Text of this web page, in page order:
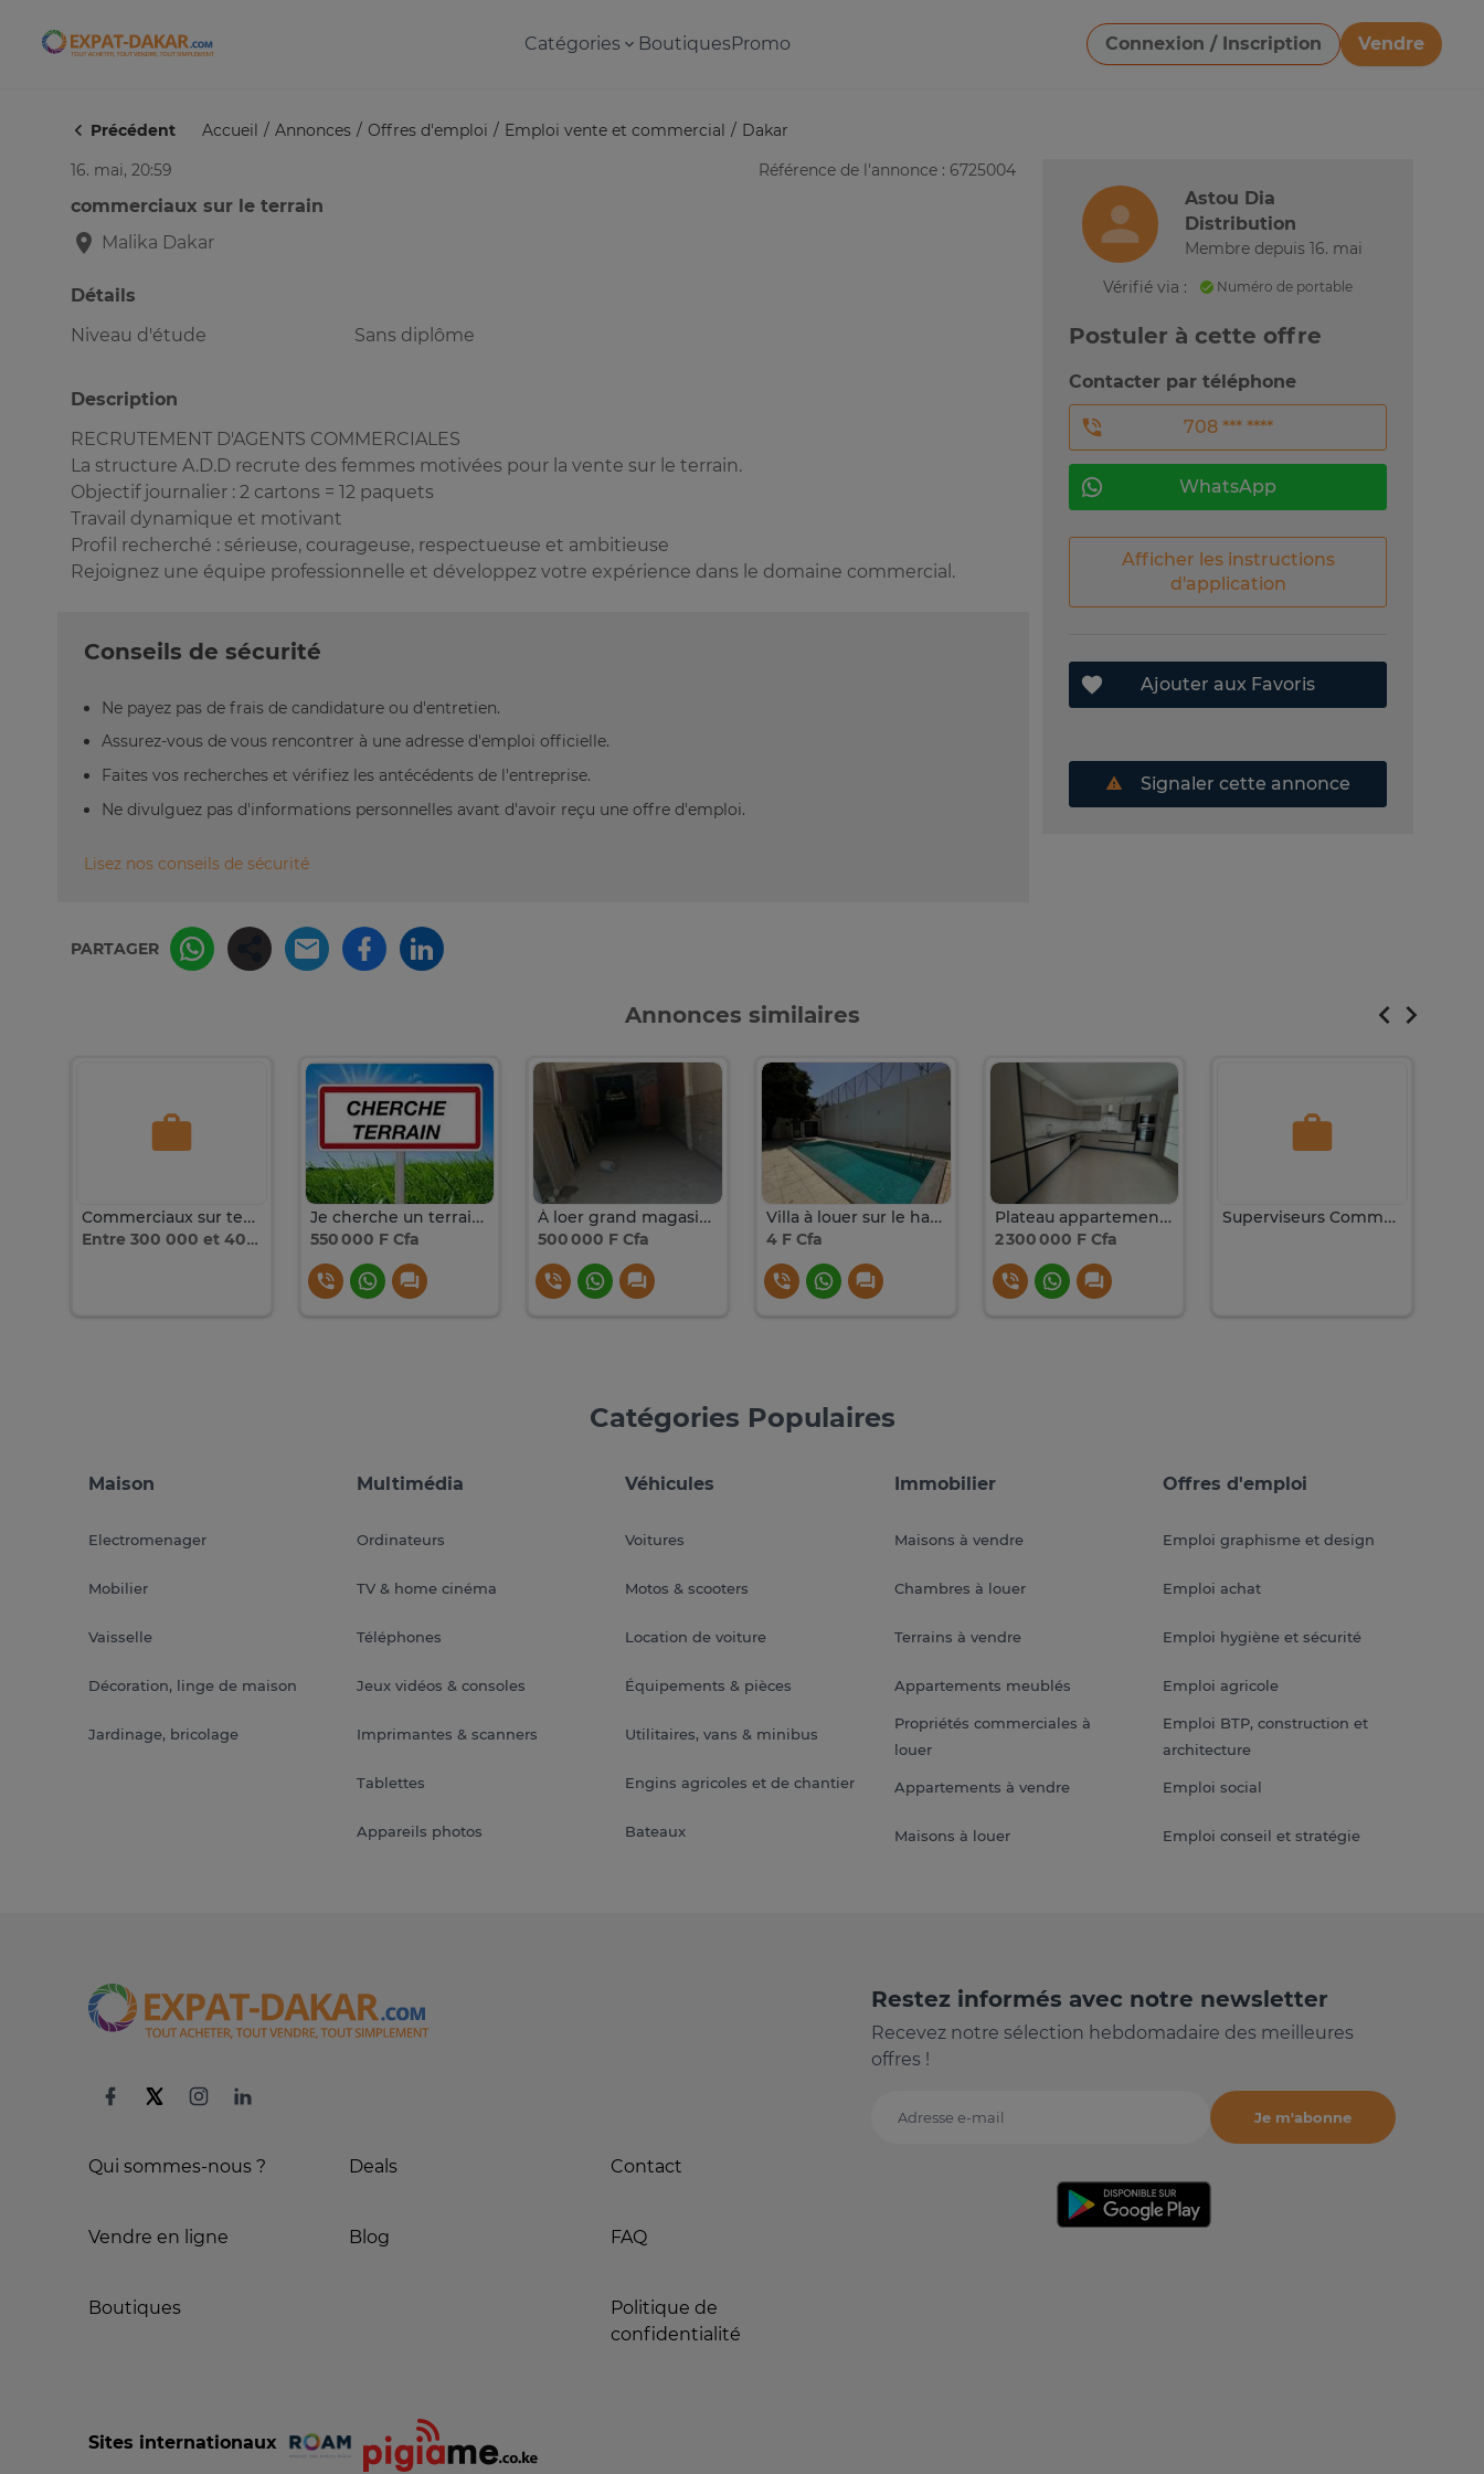
Expat-Dakar Catégories BoutiquesPromo Connexion / Inscription
Vendre
Télécharger une image
Précédent Accueil Annonces Offres d'emploi Emploi vente et commercial Dakar
16. mai, 20:59 Référence de l'annonce : 6725004
commerciaux sur le terrain
Malika Dakar
Détails
Niveau d'étude
Sans diplôme
Description
RECRUTEMENT D'AGENTS COMMERCIALES
La structure A.D.D recrute des femmes motivées pour la vente sur le terrain.
Objectif journalier : 2 cartons = 12 paquets
Travail dynamique et motivant
Profil recherché : sérieuse, courageuse, respectueuse et ambitieuse
Rejoignez une équipe professionnelle et développez votre expérience dans le domaine commercial.
Conseils de sécurité
Ne payez pas de frais de candidature ou d'entretien.
Assurez-vous de vous rencontrer à une adresse d'emploi officielle.
Faites vos recherches et vérifiez les antécédents de l'entreprise.
Ne divulguez pas d'informations personnelles avant d'avoir reçu une offre d'emploi.
Lisez nos conseils de sécurité
PARTAGER
Astou Dia
Distribution
Membre depuis 16. mai
Vérifié via :
Numéro de portable
Postuler à cette offre
Contacter par téléphone
708 *** ****
WhatsApp
Afficher les instructions
d'application
Ajouter aux Favoris
Signaler cette annonce
Annonces similaires
Commerciaux sur terrain
Entre 300 000 et 400 000
Je cherche un terrain sur le site de la BOA
550 000 F Cfa
À loer grand magasin sur le 2voir
500 000 F Cfa
Villa à louer sur le haut plateau
4 F Cfa
Plateau appartement 3 chambres à louer sur le haut plateau
2 300 000 F Cfa
Superviseurs Commerciaux
Catégories Populaires
Maison
Electromenager
Mobilier
Vaisselle
Décoration, linge de maison
Jardinage, bricolage
Multimédia
Ordinateurs
TV & home cinéma
Téléphones
Jeux vidéos & consoles
Imprimantes & scanners
Tablettes
Appareils photos
Véhicules
Voitures
Motos & scooters
Location de voiture
Équipements & pièces
Utilitaires, vans & minibus
Engins agricoles et de chantier
Bateaux
Immobilier
Maisons à vendre
Chambres à louer
Terrains à vendre
Appartements meublés
Propriétés commerciales à
louer
Appartements à vendre
Maisons à louer
Offres d'emploi
Emploi graphisme et design
Emploi achat
Emploi hygiène et sécurité
Emploi agricole
Emploi BTP, construction et
architecture
Emploi social
Emploi conseil et stratégie
Qui sommes-nous ?
Vendre en ligne
Boutiques
Deals
Blog
Contact
FAQ
Politique de
confidentialité
Restez informés avec notre newsletter
Recevez notre sélection hebdomadaire des meilleures
offres !
Adresse e-mail
Je m'abonne
Sites internationaux